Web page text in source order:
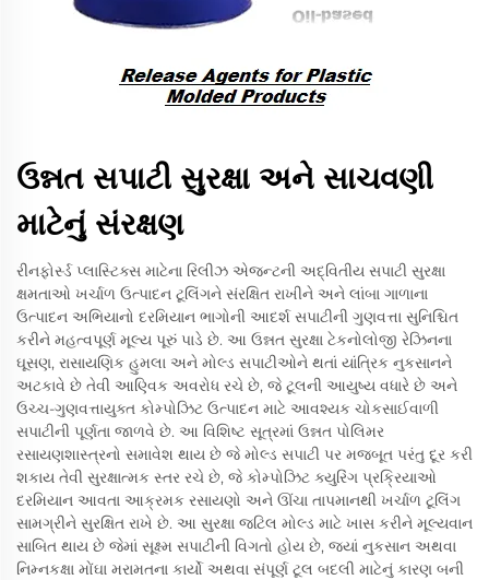
ઉન્નત સપાટી સુરક્ષા અને સાચવણી
માટેનું સંરક્ષણ
રીનફોર્સ્ડ પ્લાસ્ટિક્સ માટેના રિલીઝ એજન્ટની અદ્વિતીય સપાટી સુરક્ષા
ક્ષમતાઓ ખર્ચાળ ઉત્પાદન ટૂલિંગને સંરક્ષિત રાખીને અને લાંબા ગાળાના
ઉત્પાદન અભિયાનો દરમિયાન ભાગોની આદર્શ સપાટીની ગુણવત્તા સુનિશ્ચિત
કરીને મહત્વપૂર્ણ મૂલ્ય પૂરું પાડે છે. આ ઉન્નત સુરક્ષા ટેકનોલોજી રેઝિનના
ઘૂસણ, રાસાયણિક હુમલા અને મોલ્ડ સપાટીઓને થતાં યાંત્રિક નુકસાનને
અટકાવે છે તેવી આણ્વિક અવરોધ રચે છે, જે ટૂલની આયુષ્ય વધારે છે અને
ઉચ્ચ-ગુણવત્તાયુક્ત કોમ્પોઝિટ ઉત્પાદન માટે આવશ્યક ચોકસાઈવાળી
સપાટીની પૂર્ણતા જાળવે છે. આ વિશિષ્ટ સૂત્રમાં ઉન્નત પોલિમર
રસાયણશાસ્ત્રનો સમાવેશ થાય છે જે મોલ્ડ સપાટી પર મજબૂત પરંતુ દૂર કરી
શકાય તેવી સુરક્ષાત્મક સ્તર રચે છે, જે કોમ્પોઝિટ ક્યુરિંગ પ્રક્રિયાઓ
દરમિયાન આવતા આક્રમક રસાયણો અને ઊંચા તાપમાનથી ખર્ચાળ ટૂલિંગ
સામગ્રીને સુરક્ષિત રાખે છે. આ સુરક્ષા જટિલ મોલ્ડ માટે ખાસ કરીને મૂલ્યવાન
સાબિત થાય છે જેમાં સૂક્ષ્મ સપાટીની વિગતો હોય છે, જ્યાં નુકસાન અથવા
નિમ્નકક્ષા મોંઘા મરામતના કાર્યો અથવા સંપૂર્ણ ટૂલ બદલી માટેનું કારણ બની